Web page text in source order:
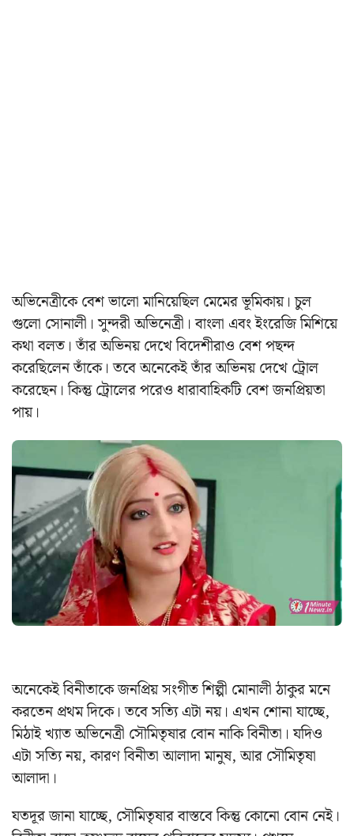
অভিনেত্রীকে বেশ ভালো মানিয়েছিল মেমের ভূমিকায়। চুল
গুলো সোনালী। সুন্দরী অভিনেত্রী। বাংলা এবং ইংরেজি মিশিয়ে
কথা বলত। তাঁর অভিনয় দেখে বিদেশীরাও বেশ পছন্দ
করেছিলেন তাঁকে। তবে অনেকেই তাঁর অভিনয় দেখে ট্রোল
করেছেন। কিন্তু ট্রোলের পরেও ধারাবাহিকটি বেশ জনপ্রিয়তা
পায়।
অনেকেই বিনীতাকে জনপ্রিয় সংগীত শিল্পী মোনালী ঠাকুর মনে
করতেন প্রথম দিকে। তবে সত্যি এটা নয়। এখন শোনা যাচ্ছে,
মিঠাই খ্যাত অভিনেত্রী সৌমিতৃষার বোন নাকি বিনীতা। যদিও
এটা সত্যি নয়, কারণ বিনীতা আলাদা মানুষ, আর সৌমিতৃষা
আলাদা।
যতদূর জানা যাচ্ছে, সৌমিতৃষার বাস্তবে কিন্তু কোনো বোন নেই।